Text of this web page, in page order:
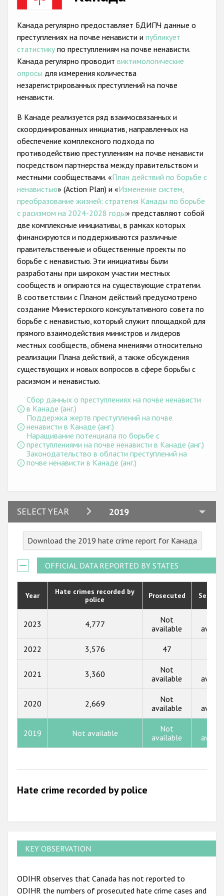
Anti-Roma hate crime
Anti-Semitic hate crime
Anti-Muslim hate crime
Anti-Christian hate crime
Anti-LGBTI hate crime
Проекты БДИПЧ
Организации гражданского общества
Государства-участники
Канада регулярно предоставляет БДИПЧ данные о
преступлениях на почве ненависти и публикует
статистику по преступлениям на почве ненависти.
Канада регулярно проводит виктимологические
опросы для измерения количества
незарегистрированных преступлений на почве
ненависти.
В Канаде реализуется ряд взаимосвязанных и
скоординированных инициатив, направленных на
обеспечение комплексного подхода по
противодействию преступлениям на почве ненависти
посредством партнерства между правительством и
местными сообществами. «План действий по борьбе с
ненавистью» (Action Plan) и «Изменение систем,
преобразование жизней: стратегия Канады по борьбе
с расизмом на 2024-2028 годы» представляют собой
две комплексные инициативы, в рамках которых
финансируются и поддерживаются различные
правительственные и общественные проекты по
борьбе с ненавистью. Эти инициативы были
разработаны при широком участии местных
сообществ и опираются на существующие стратегии.
В соответствии с Планом действий предусмотрено
создание Министерского консультативного совета по
борьбе с ненавистью, который служит площадкой для
прямого взаимодействия министров и лидеров
местных сообществ, обмена мнениями относительно
реализации Плана действий, а также обсуждения
существующих и новых вопросов в сфере борьбы с
расизмом и ненавистью.
Сбор данных о преступлениях на почве ненависти
в Канаде (анг.)
Поддержка жертв преступлений на почве
ненависти в Канаде (анг.)
Наращивание потенциала по борьбе с
преступлениями на почве ненависти в Канаде (анг.)
Законодательство в области преступлений на
почве ненависти в Канаде (анг.)
SELECT YEAR 2019
2024
2022
2021
2020
2017
2014
Download the 2019 hate crime report for Канада
OFFICIAL DATA REPORTED BY STATES
Year
Hate crimes recorded by
police
Prosecuted
2023 4,777
Not
available
2022 3,576 47
2021 3,360
Not
available
2020 2,669
Not
available
2019 Not available
Not
available
Hate crime recorded by police
KEY OBSERVATION
ODIHR observes that Canada has not reported to
ODIHR the numbers of prosecuted hate crime cases and